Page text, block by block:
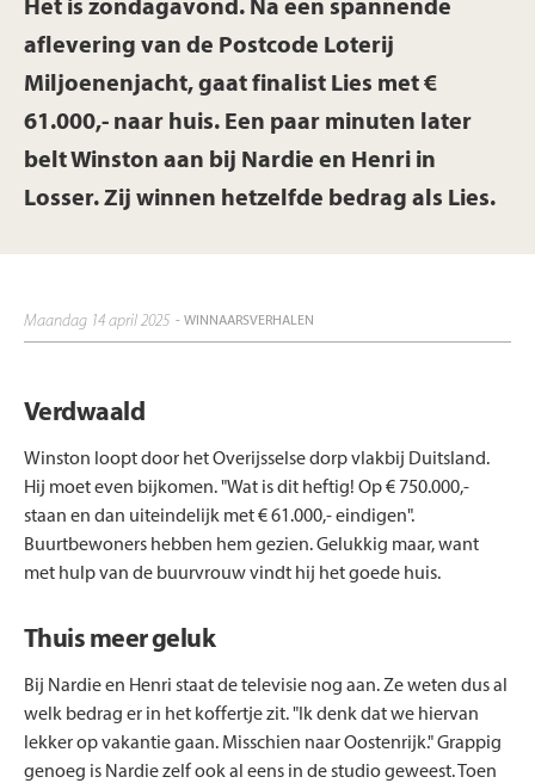
Het is zondagavond. Na een spannende
aflevering van de Postcode Loterij
Miljoenenjacht, gaat finalist Lies met €
61.000,- naar huis. Een paar minuten later
belt Winston aan bij Nardie en Henri in
Losser. Zij winnen hetzelfde bedrag als Lies.
maandag 14 april 2025 - WINNAARSVERHALEN
Verdwaald
Winston loopt door het Overijsselse dorp vlakbij Duitsland.
Hij moet even bijkomen. "Wat is dit heftig! Op € 750.000,-
staan en dan uiteindelijk met € 61.000,- eindigen".
Buurtbewoners hebben hem gezien. Gelukkig maar, want
met hulp van de buurvrouw vindt hij het goede huis.
Thuis meer geluk
Bij Nardie en Henri staat de televisie nog aan. Ze weten dus al
welk bedrag er in het koffertje zit. "Ik denk dat we hiervan
lekker op vakantie gaan. Misschien naar Oostenrijk." Grappig
genoeg is Nardie zelf ook al eens in de studio geweest. Toen